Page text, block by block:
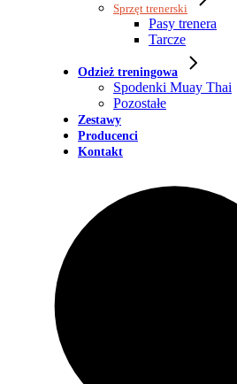
Sprzęt trenerski
Pasy trenera
Tarcze
Odzież treningowa
Spodenki Muay Thai
Pozostałe
Zestawy
Producenci
Kontakt